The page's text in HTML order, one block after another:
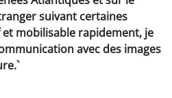
suivant certaines
mobilisable rapidement, je
avec des images